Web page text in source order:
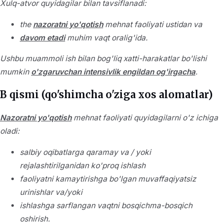
Xulq-atvor quyidagilar bilan tavsiflanadi:
the nazoratni yo'qotishmehnat faoliyati ustidan va
davom etadimuhim vaqt oralig'ida.
Ushbu muammoli ish bilan bog'liq xatti-harakatlar bo'lishi
mumkin o'zgaruvchan intensivlik engildan og'irgacha.
B qismi (qo'shimcha o'ziga xos alomatlar)
Nazoratni yo'qotishmehnat faoliyati quyidagilarni o'z ichiga
oladi:
salbiy oqibatlarga qaramay va / yoki
rejalashtirilganidan ko'proq ishlash
faoliyatni kamaytirishga bo'lgan muvaffaqiyatsiz
urinishlar va/yoki
ishlashga sarflangan vaqtni bosqichma-bosqich
oshirish.